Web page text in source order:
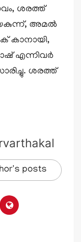
ശരത്ത്
അമൽ
കാനായി,
എന്നിവർ
ശരത്ത്
posts